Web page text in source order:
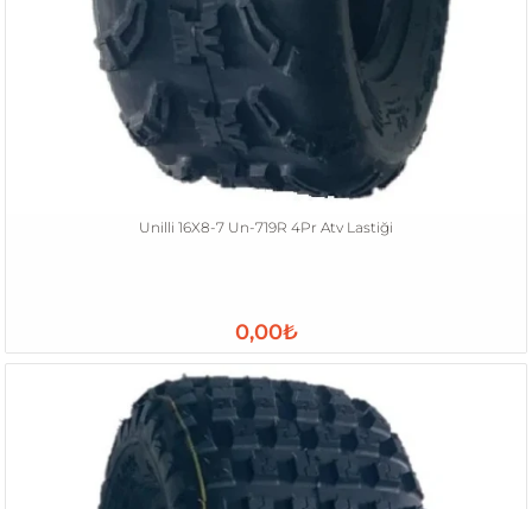
Unilli 16X8-7 Un-719R 4Pr Atv Lastiği
0,00₺